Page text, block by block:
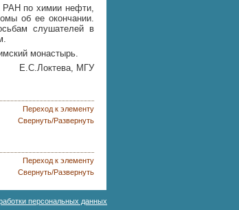
РАН по химии нефти,
об ее окончании.
слушателей в
монастырь.
Е.С.Локтева, МГУ
Переход к элементу
Свернуть/Развернуть
Переход к элементу
Свернуть/Развернуть
персональных данных